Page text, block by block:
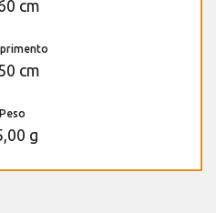
cm
cm
Peso
g